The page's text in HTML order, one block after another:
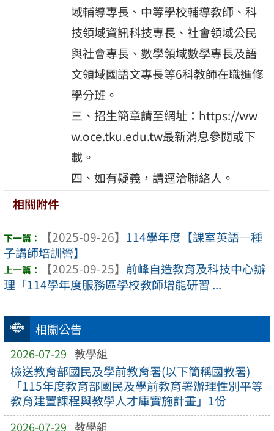
相關公告
2026-07-29 教學組
檢送教育部國民及學前教育署(以下簡稱國教署)
「115年度教育部國民及學前教育署辦理性別平等
教育建置課程與教學人才庫實施計畫」1份
2026-07-29 教學組
域輔導專長、中等學校輔導教師、科
技領域資訊科技專長、社會領域公民
與社會專長、數學領域數學專長及語
文領域國語文專長等6科教師在職進修
學分班。
三、招生簡章請至網址：https://ww
w.oce.tku.edu.tw最新消息參閱或下
載。
四、如有疑義，請逕洽聯絡人。
相關附件
【2025-09-26】 114學年度【課室英語—種
子講師培訓營】
【2025-09-25】 前峰自造教育及科技中心辦
理「114學年度服務區學校教師增能研習 ...